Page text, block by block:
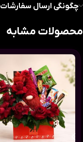
چگونگی ارسال سفارشات
محصولات مشابه